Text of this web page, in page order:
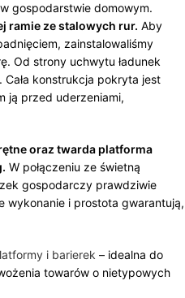
gospodarstwie domowym.
ramie ze stalowych rur. Aby
zainstalowaliśmy
Od strony uchwytu ładunek
konstrukcja pokryta jest
ją przed uderzeniami,
oraz twarda platforma
W połączeniu ze świetną
gospodarczy prawdziwie
wykonanie i prostota gwarantują,
i barierek – idealna do
towarów o nietypowych